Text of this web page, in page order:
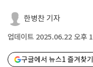
한병찬 기자
업데이트 2025.06.22 오후
구글에서 뉴스1 즐겨찾기